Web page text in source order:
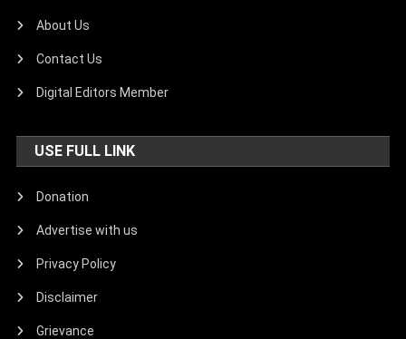
About Us
Contact Us
Digital Editors Member
USE FULL LINK
Donation
Advertise with us
Privacy Policy
Disclaimer
Grievance